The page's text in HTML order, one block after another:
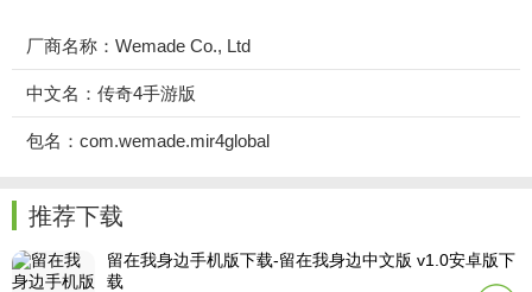
厂商名称：Wemade Co., Ltd
中文名：传奇4手游版
包名：com.wemade.mir4global
推荐下载
留在我身边手机版下载-留在我身边中文版 v1.0安卓版下
载